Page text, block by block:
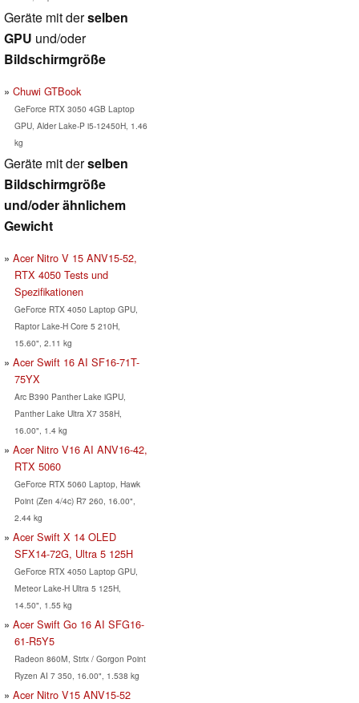
Geräte mit derselben
GPU und/oder
Bildschirmgröße
Chuwi GTBook
GeForce RTX 3050 4GB Laptop
GPU, Alder Lake-P i5-12450H, 1.46
kg
Geräte mit derselben
Bildschirmgröße
und/oder ähnlichem
Gewicht
Acer Nitro V 15 ANV15-52,
RTX 4050 Tests und
Spezifikationen
GeForce RTX 4050 Laptop GPU,
Raptor Lake-H Core 5 210H,
15.60", 2.11 kg
Acer Swift 16 AI SF16-71T-
75YX
Arc B390 Panther Lake iGPU,
Panther Lake Ultra X7 358H,
16.00", 1.4 kg
Acer Nitro V16 AI ANV16-42,
RTX 5060
GeForce RTX 5060 Laptop, Hawk
Point (Zen 4/4c) R7 260, 16.00",
2.44 kg
Acer Swift X 14 OLED
SFX14-72G, Ultra 5 125H
GeForce RTX 4050 Laptop GPU,
Meteor Lake-H Ultra 5 125H,
14.50", 1.55 kg
Acer Swift Go 16 AI SFG16-
61-R5Y5
Radeon 860M, Strix / Gorgon Point
Ryzen AI 7 350, 16.00", 1.538 kg
Acer Nitro V15 ANV15-52